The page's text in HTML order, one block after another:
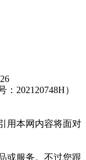
202120748H）
用本网内容将面对
或服务。不过您跟